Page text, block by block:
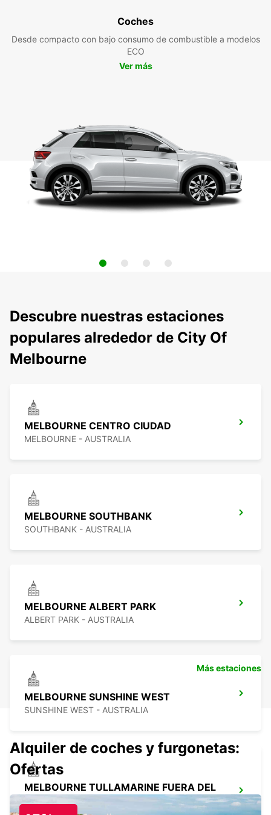
Coches
Desde compacto con bajo consumo de combustible a modelos
ECO
Ver más
Descubre nuestras estaciones
populares alrededor de City Of
Melbourne
MELBOURNE CENTRO CIUDAD
MELBOURNE - AUSTRALIA
MELBOURNE SOUTHBANK
SOUTHBANK - AUSTRALIA
MELBOURNE ALBERT PARK
ALBERT PARK - AUSTRALIA
MELBOURNE SUNSHINE WEST
SUNSHINE WEST - AUSTRALIA
MELBOURNE TULLAMARINE FUERA DEL
AEROPUERTO
Más estaciones
Alquiler de coches y furgonetas:
Ofertas